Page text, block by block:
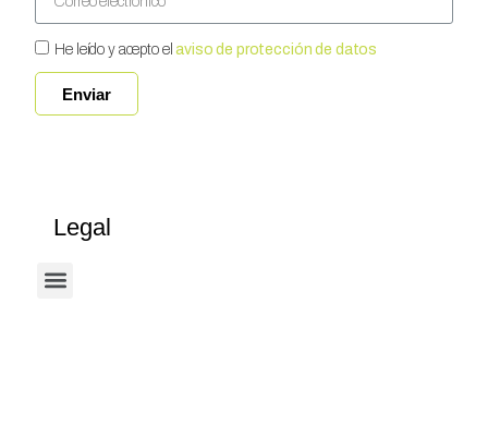
He leído y acepto elaviso de protección de datos
Enviar
Legal